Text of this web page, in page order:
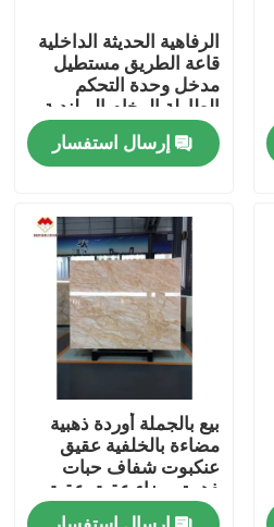
الرفاهية الحديثة الداخلية
قاعة الطريق مستطيل
مدخل وحدة التحكم
الطاولة الرخام البولندية
إيطاليا العربسكاتو الرخام
القاعدة الوقوف الرخام
إرسال استفسار
بيع بالجملة أوردة ذهبية
مضاءة بالخلفية عقيق
عنكبوت شفاف حبات
ذهبية بيضاء عقيق عقيق
حجر